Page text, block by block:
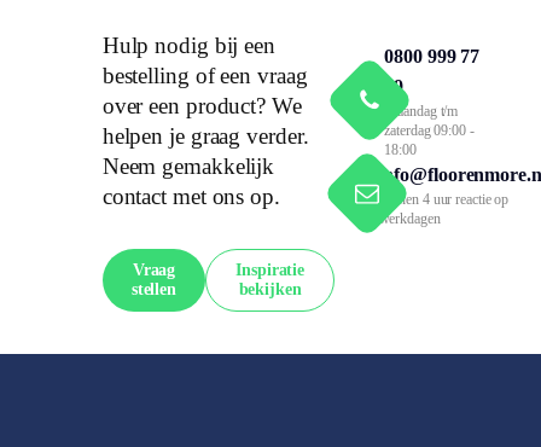
Hulp nodig bij een
bestelling of een vraag
over een product? We
helpen je graag verder.
Neem gemakkelijk
contact met ons op.
Vraag
stellen
Inspiratie
bekijken
0800 999 77
79
Maandag t/m
zaterdag 09:00 -
18:00
Binnen 4 uur reactie op
werkdagen